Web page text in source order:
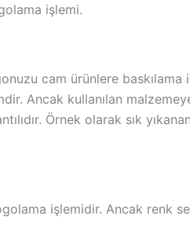
işlemi.
cam ürünlere baskılama
Ancak kullanılan
Örnek olarak sık
işlemidir. Ancak renk